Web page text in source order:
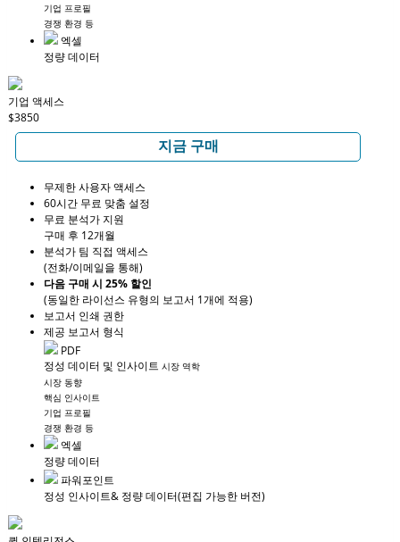
기업 프로필
경쟁 환경 등
엑셀
정량 데이터
기업 액세스
$3850
지금 구매
무제한 사용자 액세스
60시간 무료 맞춤 설정
무료 분석가 지원
구매 후 12개월
분석가 팀 직접 액세스
(전화/이메일을 통해)
다음 구매 시 25% 할인
(동일한 라이선스 유형의 보고서 1개에 적용)
보고서 인쇄 권한
제공 보고서 형식
PDF
정성 데이터 및 인사이트 시장 역학
시장 동향
핵심 인사이트
기업 프로필
경쟁 환경 등
엑셀
정량 데이터
파워포인트
정성 인사이트& 정량 데이터(편집 가능한 버전)